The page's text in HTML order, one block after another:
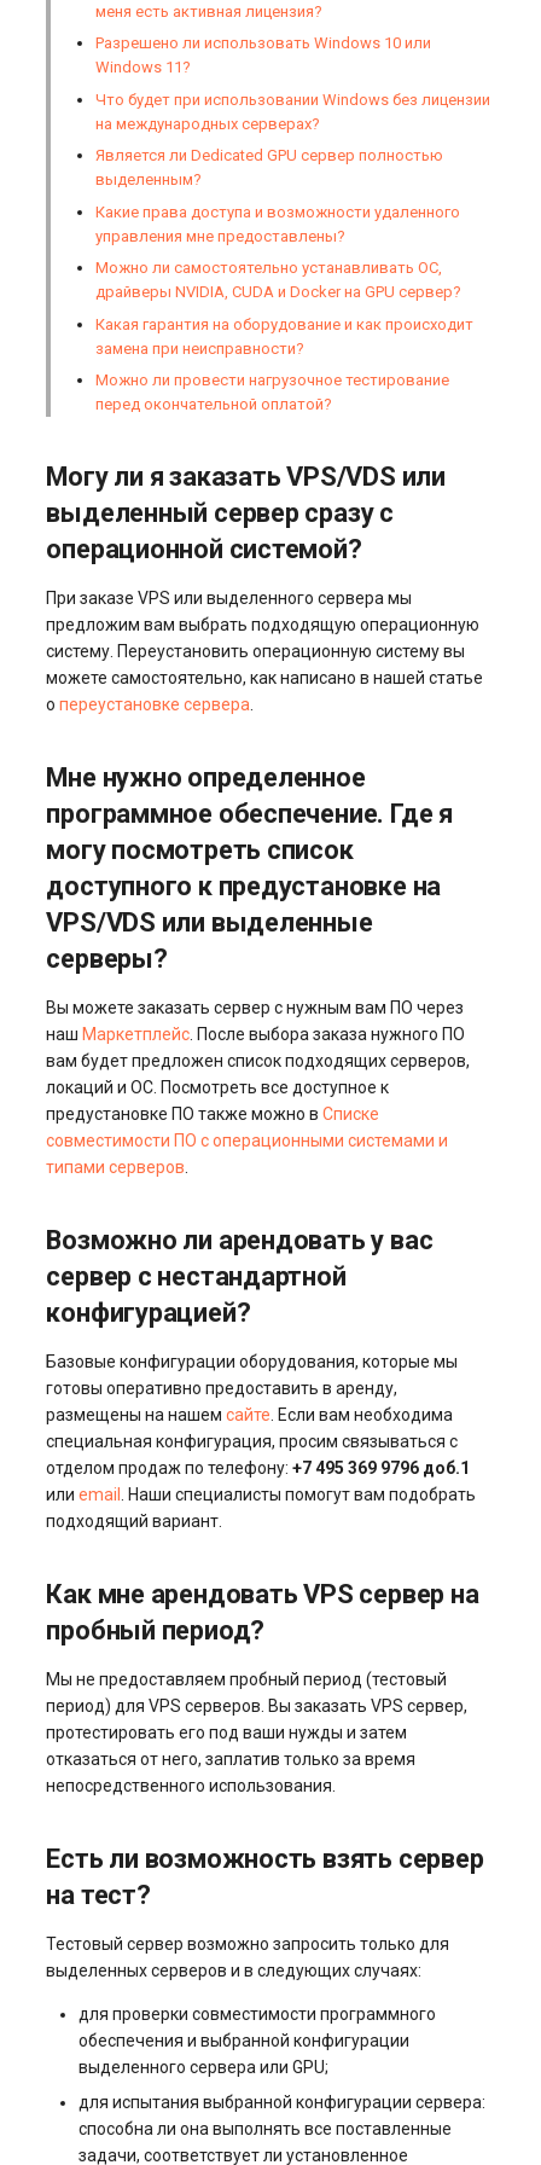
Управление swap:
systemd
Логирование в systemd
Управление правами
Виртуализация и
гипервизоры
Управление сайтом
Коммуникация
ПО для мониторинга
Стриминг (трансляция
Cистема оркестрации
контейнеров Kubernetes
Системы управления
клиентами и
электронная коммерция
(CRM и eComm)
Приложения рабочего
стола
Могу ли я купить у вас
сервер и разместить его в
дата-центре HOSTKEY?
Могу ли я получить скидку,
если арендую несколько
серверов?
средствами на счете при
переходе на другое
оборудование?
криптовалюту на
арендуемом выделенном
сервере или VPS?
Можно ли купить
лицензию Windows к
серверу?
Доступна ли триальная
при заказе?
версию Windows с
собственного ISO-образа?
Выполните ли вы
если у меня есть активная
лицензия?
Разрешено ли
использовать Windows 10
или Windows 11?
использовании Windows
без лицензии на
международных серверах?
Является ли Dedicated GPU
сервер полностью
выделенным?
Какие права доступа и
возможности удаленного
Можно ли самостоятельно
драйверы NVIDIA, CUDA и
Docker на GPU сервер?
оборудование и как
неисправности?
нагрузочное тестирование
перед окончательной
оплатой?
stocks.php
tags.php
traffic_plans.php
vm.php
whmcs.php
меня есть активная лицензия?
Разрешено ли использовать Windows 10 или
Windows 11?
Что будет при использовании Windows без лицензии
на международных серверах?
Является ли Dedicated GPU сервер полностью
выделенным?
Какие права доступа и возможности удаленного
управления мне предоставлены?
Можно ли самостоятельно устанавливать ОС,
драйверы NVIDIA, CUDA и Docker на GPU сервер?
Какая гарантия на оборудование и как происходит
замена при неисправности?
Можно ли провести нагрузочное тестирование
перед окончательной оплатой?
Могу ли я заказать VPS/VDS или
выделенный сервер сразу с
операционной системой?
При заказе VPS или выделенного сервера мы
предложим вам выбрать подходящую операционную
систему. Переустановить операционную систему вы
можете самостоятельно, как написано в нашей статье
опереустановке сервера
Мне нужно определенное
программное обеспечение. Где я
могу посмотреть список
доступного к предустановке на
VPS/VDS или выделенные
серверы?
Вы можете заказать сервер с нужным вам ПО через
наш Маркетплейс . После выбора заказа нужного ПО
вам будет предложен список подходящих серверов,
локаций и ОС. Посмотреть все доступное к
предустановке ПО также можно вСписке
совместимости ПО c операционными системами и
типами серверов
Возможно ли арендовать у вас
сервер с нестандартной
конфигурацией?
Базовые конфигурации оборудования, которые мы
готовы оперативно предоставить в аренду,
размещены на нашемсайте . Если вам необходима
специальная конфигурация, просим связываться с
отделом продаж по телефону:+7 495 369 9796 доб.1
илиemail
. Наши специалисты помогут вам подобрать
подходящий вариант.
Как мне арендовать VPS сервер на
пробный период?
Мы не предоставляем пробный период (тестовый
период) для VPS серверов. Вы заказать VPS сервер,
протестировать его под ваши нужды и затем
отказаться от него, заплатив только за время
непосредственного использования.
Есть ли возможность взять сервер
на тест?
Тестовый сервер возможно запросить только для
выделенных серверов и в следующих случаях:
для проверки совместимости программного
обеспечения и выбранной конфигурации
выделенного сервера или GPU;
для испытания выбранной конфигурации сервера:
способна ли она выполнять все поставленные
задачи, соответствует ли установленное